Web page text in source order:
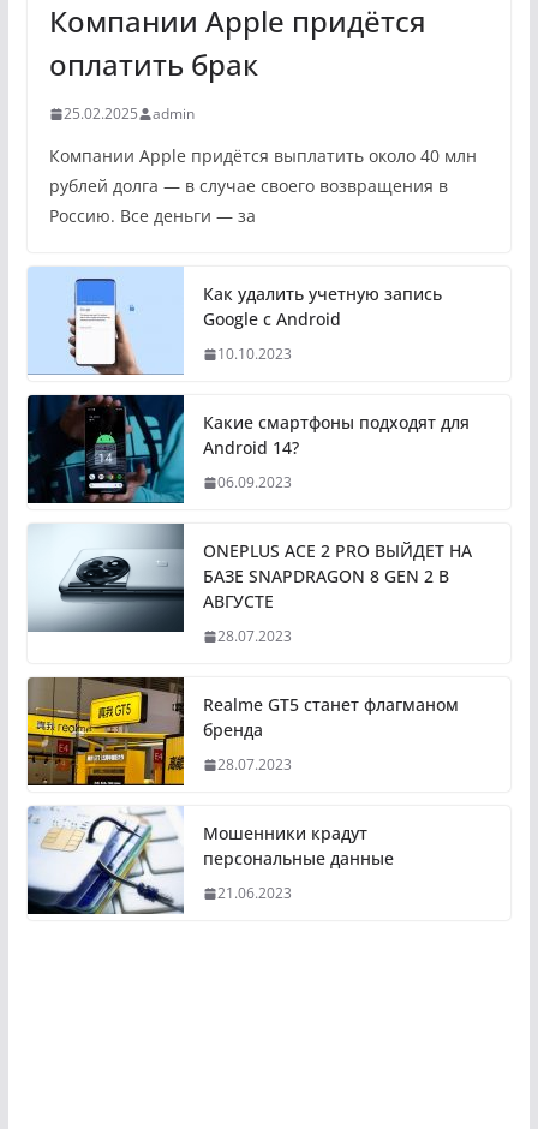
Компании Apple придётся
оплатить брак
25.02.2025 admin
Компании Apple придётся выплатить около 40 млн
рублей долга — в случае своего возвращения в
Россию. Все деньги — за
Как удалить учетную запись
Google с Android
10.10.2023
Какие смартфоны подходят для
Android 14?
06.09.2023
ONEPLUS ACE 2 PRO ВЫЙДЕТ НА
БАЗЕ SNAPDRAGON 8 GEN 2 В
АВГУСТЕ
28.07.2023
Realme GT5 станет флагманом
бренда
28.07.2023
Мошенники крадут
персональные данные
21.06.2023